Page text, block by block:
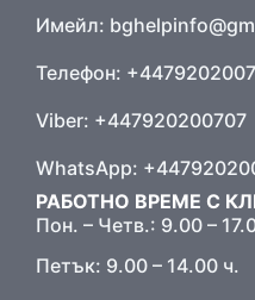
Имейл:
Телефон:
Viber: +447920200707
WhatsApp:
РАБОТНО ВРЕМЕ С
Пон. – Четв.: 9.00 –
Петък: 9.00 – 14.00 ч.